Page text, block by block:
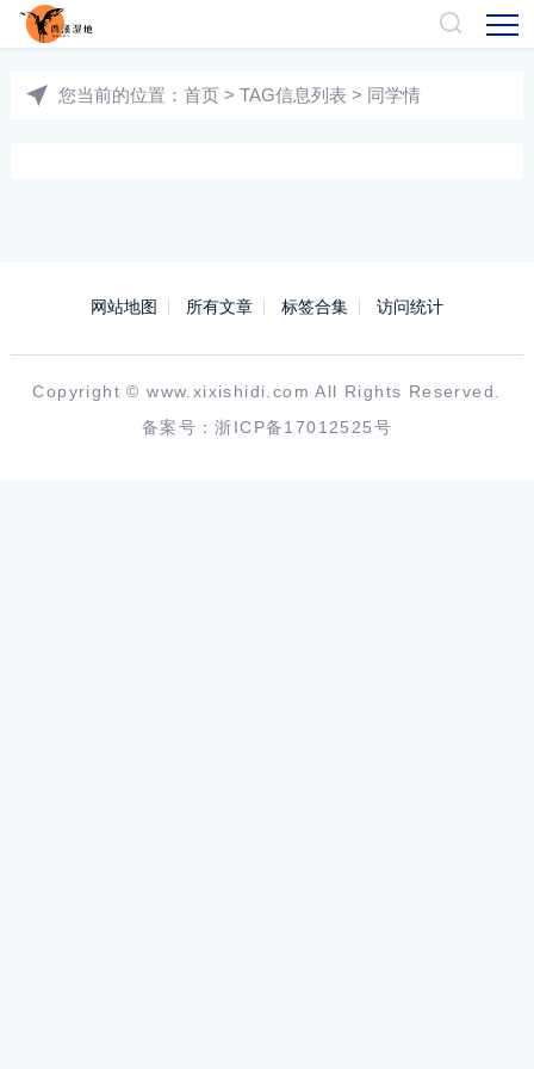
您当前的位置： 首页 > TAG信息列表 > 同学情
网站地图 所有文章 标签合集 访问统计
Copyright ©www.xixishidi.com All Rights Reserved.
备案号：浙ICP备17012525号